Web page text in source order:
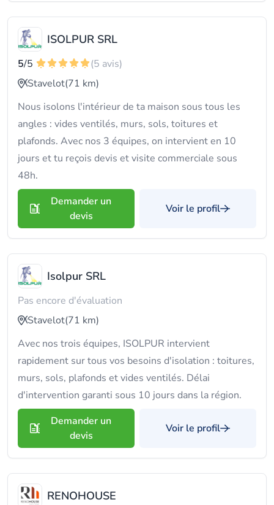
ISOLPUR SRL
5/5
(5 avis)
Stavelot(71 km)
Nous isolons l'intérieur de ta maison sous tous les
angles : vides ventilés, murs, sols, toitures et
plafonds. Avec nos 3 équipes, on intervient en 10
jours et tu reçois devis et visite commerciale sous
48h.
Demander un
devis
Voir le profil
Isolpur SRL
Pas encore d'évaluation
Stavelot(71 km)
Avec nos trois équipes, ISOLPUR intervient
rapidement sur tous vos besoins d'isolation : toitures,
murs, sols, plafonds et vides ventilés. Délai
d'intervention garanti sous 10 jours dans la région.
Demander un
devis
Voir le profil
RENOHOUSE